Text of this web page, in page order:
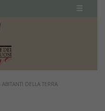
ABITANTI DELLA TERRA